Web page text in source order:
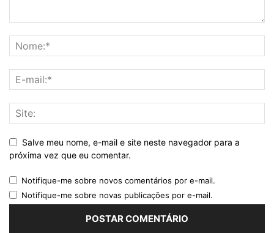
Salve meu nome, e-mail e site neste navegador para a
próxima vez que eu comentar.
Notifique-me sobre novos comentários por e-mail.
Notifique-me sobre novas publicações por e-mail.